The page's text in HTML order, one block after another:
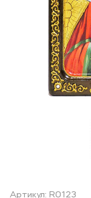
Артикул: R0123